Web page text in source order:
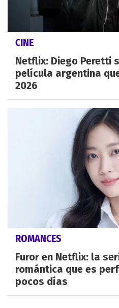
CINE
Netflix: Diego Peretti
película argentina
2026
ROMANCES
Furor en Netflix: la
romántica que es
pocos días